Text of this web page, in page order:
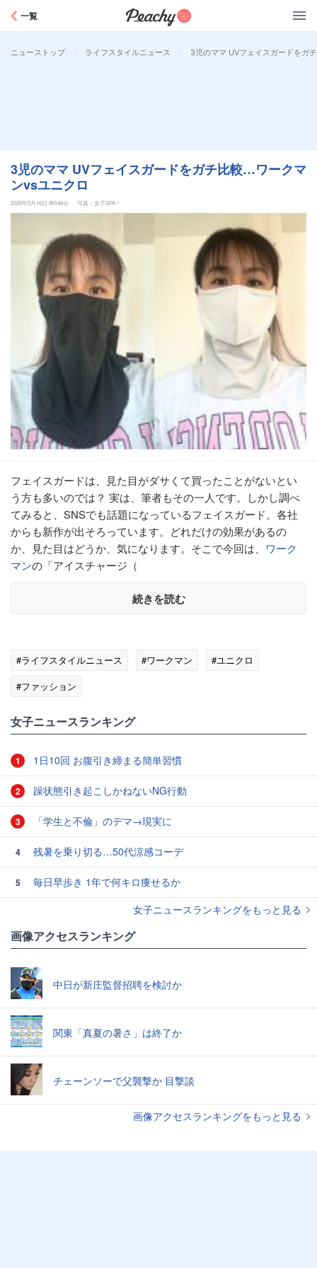
一覧
ニューストップ > ライフスタイルニュース > 3児のママ UVフェイスガードをガ
3児のママ UVフェイスガードをガチ比較…ワークマ
ンvsユニクロ
2026年5月16日 8時46分 写真：女子SPA！
フェイスガードは、見た目がダサくて買ったことがないとい
う方も多いのでは？ 実は、筆者もその一人です。しかし調べ
てみると、SNSでも話題になっているフェイスガード。各社
からも新作が出そろっています。どれだけの効果があるの
か、見た目はどうか、気になります。そこで今回は、 ワーク
マンの「アイスチャージ（
続きを読む
#ライフスタイルニュース #ワークマン
#ユニクロ
#ファッション
女子ニュースランキング
1 1日10回 お腹引き締まる簡単習慣
2 躁状態引き起こしかねないNG行動
3 「学生と不倫」のデマ→現実に
4 残暑を乗り切る…50代涼感コーデ
5
毎日早歩き 1年で何キロ痩せるか
女子ニュースランキングをもっと見る
画像アクセスランキング
中日が新庄監督招聘を検討か
関東「真夏の暑さ」は終了か
チェーンソーで父襲撃か 目撃談
画像アクセスランキングをもっと見る